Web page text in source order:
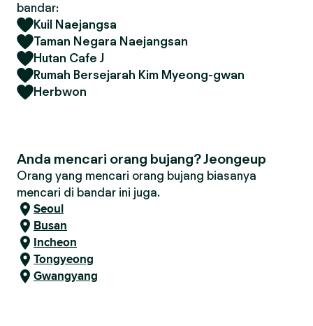
bandar:
Kuil Naejangsa
Taman Negara Naejangsan
Hutan Cafe J
Rumah Bersejarah Kim Myeong-gwan
Herbwon
Anda mencari orang bujang? Jeongeup
Orang yang mencari orang bujang biasanya
mencari di bandar ini juga.
Seoul
Busan
Incheon
Tongyeong
Gwangyang